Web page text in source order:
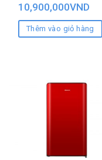
10,900,000VND
Thêm vào giỏ hàng